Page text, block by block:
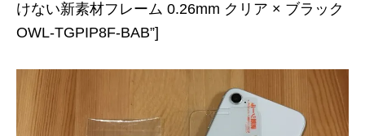
けない新素材フレーム 0.26mm クリア × ブラック
OWL-TGPIP8F-BAB”]